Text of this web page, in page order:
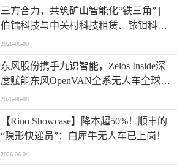
三方合力，共筑矿山智能化“铁三角” |
伯镭科技与中关村科技租赁、铱钼科技
正式签署三方战略合作协议
2026-06-09
东风股份携手九识智能，Zelos Inside深
度赋能东风OpenVAN全系无人车全球首
发
2026-06-08
【Rino Showcase】降本超50%！顺丰的
“隐形快递员”：白犀牛无人车已上岗！
2026-06-04